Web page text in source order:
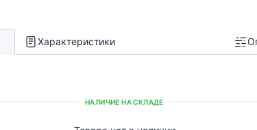
Характеристики
НАЛИЧИЕ НА СКЛАДЕ